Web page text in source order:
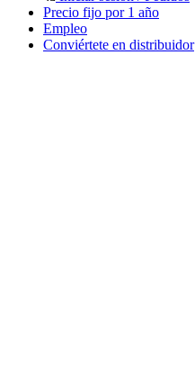
Precio fijo por 1 año
Empleo
Conviértete en distribuidor